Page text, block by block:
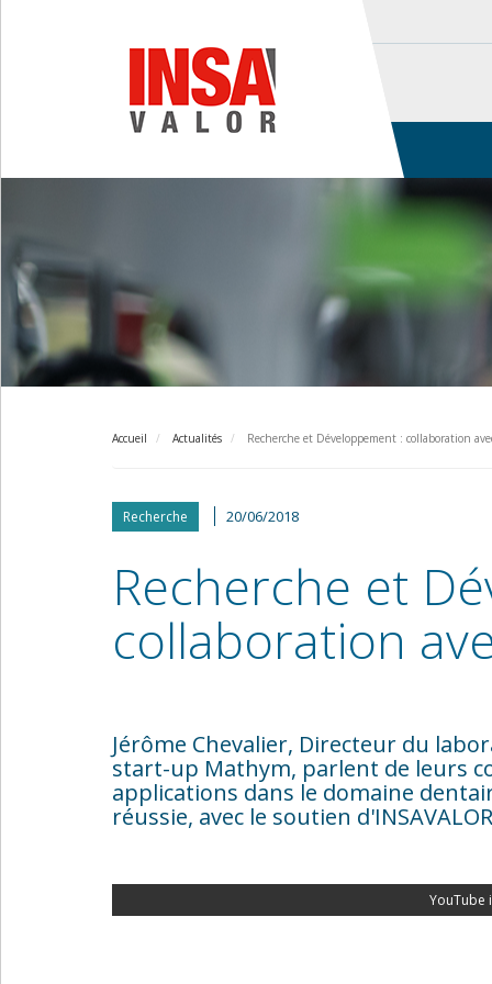
Main
Accueil Actualités Recherche et Développement : collaboration
Recherche 20/06/2018
Recherche et
collaboration
Jérôme Chevalier, Directeur du
start-up Mathym, parlent de leurs
applications dans le domaine
réussie, avec le soutien
YouTube